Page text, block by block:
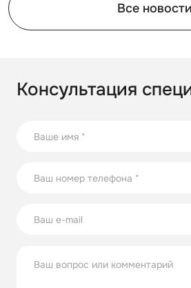
21.08.2023
бутылок
использованию стеклянных
Все новости
Консультация